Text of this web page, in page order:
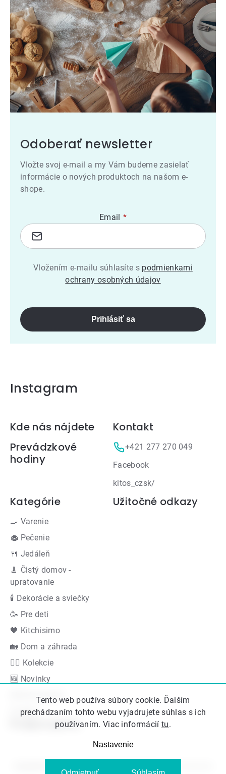
Tento web používa súbory cookie. Ďalším
prechádzaním tohto webu vyjadrujete súhlas s ich
používaním. Viac informácií tu.
Nastavenie
Odoberať newsletter
Vložte svoj e-mail a my Vám budeme zasielať
informácie o nových produktoch na našom e-
shope.
Email
Vložením e-mailu súhlasíte s podmienkami
ochrany osobných údajov
Prihlásiť sa
Instagram
Zápätie
Kde nás nájdete
Prevádzkové
hodiny
Kontakt
+421 277 270 049
Facebook
kitos_czsk/
Kategórie
🍳 Varenie
🧁 Pečenie
🍴 Jedáleň
🧹 Čistý domov -
upratovanie
🕯 Dekorácie a sviečky
🥳 Pre deti
🖤 Kitchisimo
🏡 Dom a záhrada
👍🏻 Kolekcie
🆕 Novinky
Akčná ponuka
Značky
Užitočné odkazy
Podporujeme